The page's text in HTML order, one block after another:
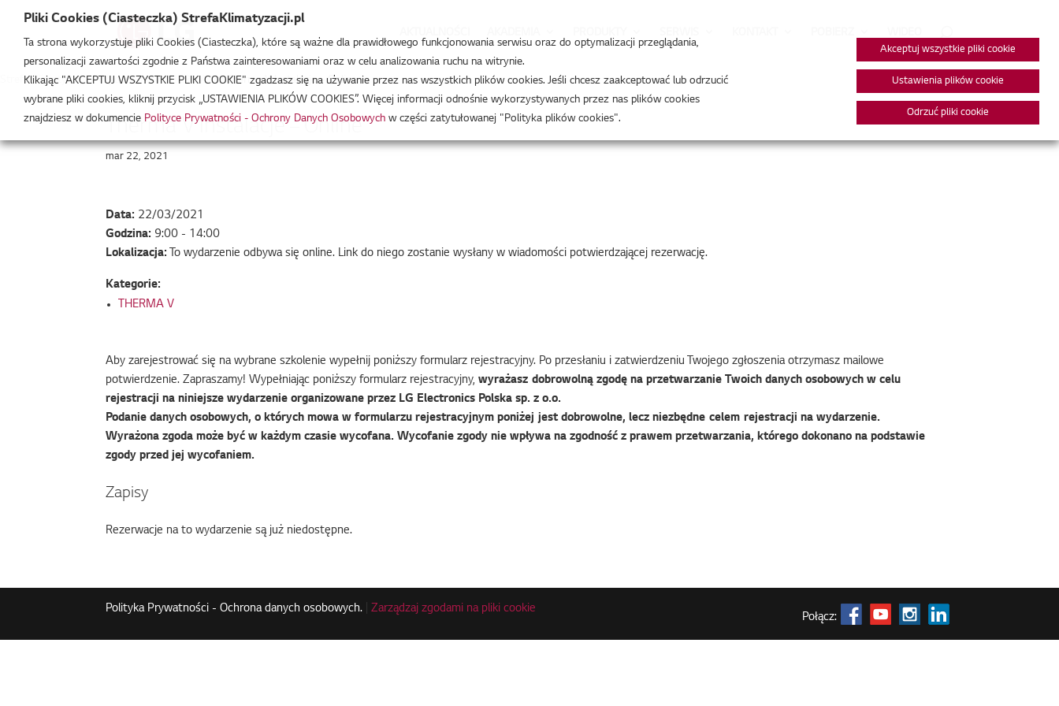
Strefa Klimatyzacji /Wydarzenia/THERMA V/ Therma V Instalacje – Online
Therma V Instalacje – Online
mar 22, 2021
Data: 22/03/2021
Godzina: 9:00 - 14:00
Lokalizacja: To wydarzenie odbywa się online. Link do niego zostanie wysłany w wiadomości potwierdzającej rezerwację.
Kategorie:
THERMA V
Aby zarejestrować się na wybrane szkolenie wypełnij poniższy formularz rejestracyjny. Po przesłaniu i zatwierdzeniu Twojego zgłoszenia otrzymasz mailowe
potwierdzenie. Zapraszamy! Wypełniając poniższy formularz rejestracyjny,wyrażasz dobrowolną zgodę na przetwarzanie Twoich danych osobowych w celu
rejestracji na niniejsze wydarzenie organizowane przez LG Electronics Polska sp. z o.o.
Podanie danych osobowych, o których mowa w formularzu rejestracyjnym poniżej jest dobrowolne, lecz niezbędne celem rejestracji na wydarzenie.
Wyrażona zgoda może być w każdym czasie wycofana. Wycofanie zgody nie wpływa na zgodność z prawem przetwarzania, którego dokonano na podstawie
zgody przed jej wycofaniem.
Zapisy
Rezerwacje na to wydarzenie są już niedostępne.
Polityka Prywatności - Ochrona danych osobowych. |Zarządzaj zgodami na pliki cookie
Połącz:
Pliki Cookies (Ciasteczka) StrefaKlimatyzacji.pl
Ta strona wykorzystuje pliki Cookies (Ciasteczka), które są ważne dla prawidłowego funkcjonowania serwisu oraz do optymalizacji przeglądania,
personalizacji zawartości zgodnie z Państwa zainteresowaniami oraz w celu analizowania ruchu na witrynie.
Klikając "AKCEPTUJ WSZYSTKIE PLIKI COOKIE" zgadzasz się na używanie przez nas wszystkich plików cookies. Jeśli chcesz zaakceptować lub odrzucić
wybrane pliki cookies, kliknij przycisk „USTAWIENIA PLIKÓW COOKIES”. Więcej informacji odnośnie wykorzystywanych przez nas plików cookies
znajdziesz w dokumencie Polityce Prywatności - Ochrony Danych Osobowych w części zatytułowanej "Polityka plików cookies".
Akceptuj wszystkie pliki cookie
Ustawienia plików cookie
Odrzuć pliki cookie